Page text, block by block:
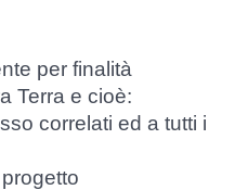
per finalità
Terra e cioè:
correlati ed a tutti i